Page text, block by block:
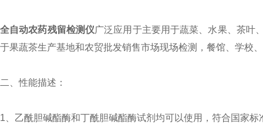
全自动农药残留检测仪广泛应用于主要用于蔬菜、水果、茶叶
于果蔬茶生产基地和农贸批发销售市场现场检测，餐馆、学校
二、性能描述：
1、乙酰胆碱酯酶和丁酰胆碱酯酶试剂均可以使用，符合国家